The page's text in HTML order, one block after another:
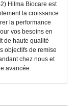
Hilma Biocare est
la croissance
la performance
vos besoins en
de haute qualité
objectifs de remise
chez nous et
avancée.